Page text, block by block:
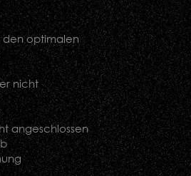
den optimalen
nicht
angeschlossen